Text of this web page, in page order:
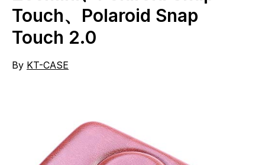
Touch、Polaroid Snap
Touch 2.0
By KT-CASE